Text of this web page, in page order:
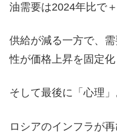
油需要は2024年比で＋
供給が減る一方で、
性が価格上昇を固定化
そして最後に「心理」
ロシアのインフラが